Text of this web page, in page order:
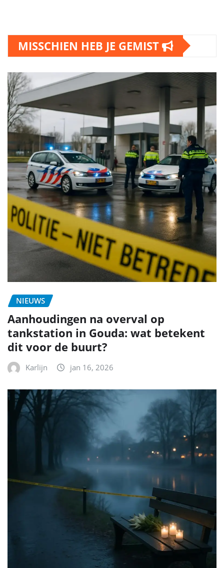
MISSCHIEN HEB JE GEMIST
NIEUWS
Aanhoudingen na overval op
tankstation in Gouda: wat betekent
dit voor de buurt?
Karlijn jan 16, 2026